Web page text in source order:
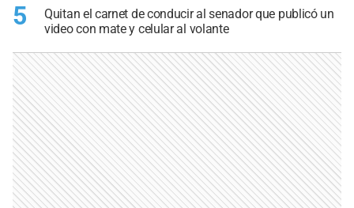
5
Quitan el carnet de conducir al senador que publicó un
video con mate y celular al volante